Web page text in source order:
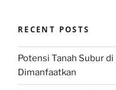
RECENT POSTS
Potensi Tanah Subur
Dimanfaatkan